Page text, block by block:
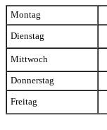
Montag
Dienstag
Mittwoch
Donnerstag
Freitag